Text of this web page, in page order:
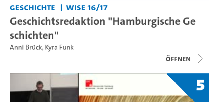
Geschichte WiSe 16/17
Geschichtsredaktion "Hamburgische Ge
schichten"
Anni Brück, Kyra Funk
Öffnen
5